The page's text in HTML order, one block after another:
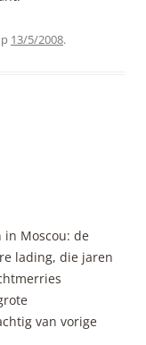
13/5/2008.
in Moscou: de
lading, die jaren
van vorige